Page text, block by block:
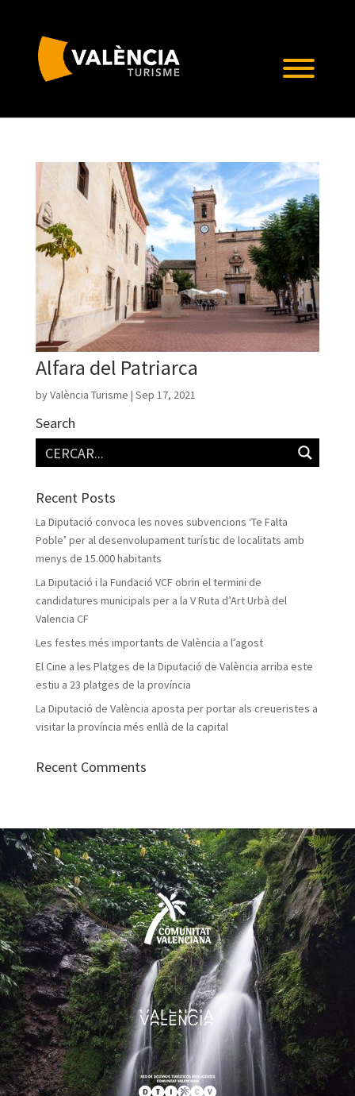
Alfara del Patriarca
byValència Turisme | Sep 17, 2021
Search
Recent Posts
La Diputació convoca les noves subvencions ‘Te Falta
Poble’ per al desenvolupament turístic de localitats amb
menys de 15.000 habitants
La Diputació i la Fundació VCF obrin el termini de
candidatures municipals per a la V Ruta d’Art Urbà del
Valencia CF
Les festes més importants de València a l’agost
El Cine a les Platges de la Diputació de València arriba este
estiu a 23 platges de la província
La Diputació de València aposta per portar als creueristes a
visitar la província més enllà de la capital
Recent Comments